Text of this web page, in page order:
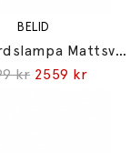
BELID
Cato Bordslampa Mattsvart
kr 2559 kr